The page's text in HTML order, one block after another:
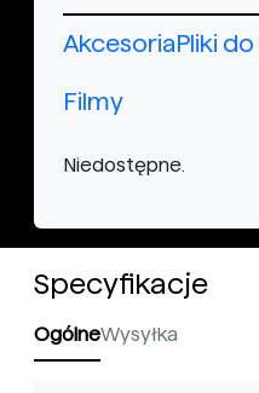
AkcesoriaPliki
Filmy
Niedostępne.
Specyfikacje
OgólneWysyłka